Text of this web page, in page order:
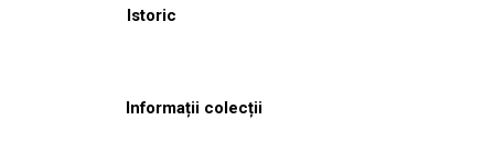
Istoric
Informații colecții